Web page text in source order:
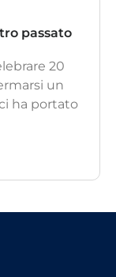
passato
20
un
ha portato